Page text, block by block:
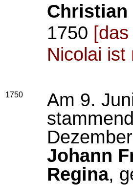
1750
Nicolai ist
1750
Am 9.
Johann
Regina,